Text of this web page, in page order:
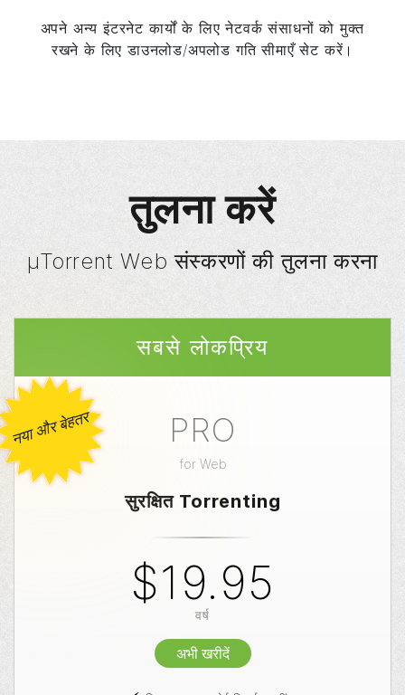
अपने अन्य इंटरनेट कार्यों के लिए नेटवर्क संसाधनों को मुक्त
रखने के लिए डाउनलोड/अपलोड गति सीमाएँ सेट करें।
तुलना करें
µTorrent Web संस्करणों की तुलना करना
नया और बेहतर
सबसे लोकप्रिय
PRO
for Web
सुरक्षित Torrenting
$19.95
वर्ष
अभी खरीदें